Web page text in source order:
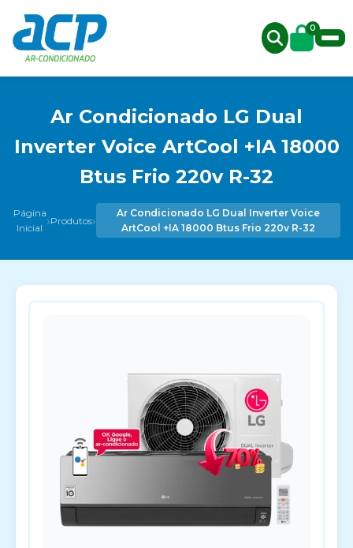
0
Ar Condicionado LG Dual
Inverter Voice ArtCool +IA 18000
Btus Frio 220v R-32
Página
Inicial ›Produtos›
Ar Condicionado LG Dual Inverter Voice
ArtCool +IA 18000 Btus Frio 220v R-32